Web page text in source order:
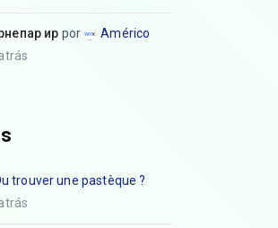
ир por
Américo
trouver une pastèque ?